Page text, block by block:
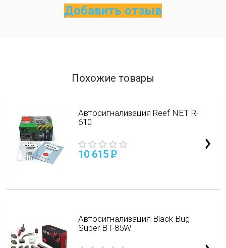
Добавить отзыв
Похожие товары
Автосигнализация Reef NET R-
610
10 615 P
Автосигнализация Black Bug
Super BT-85W